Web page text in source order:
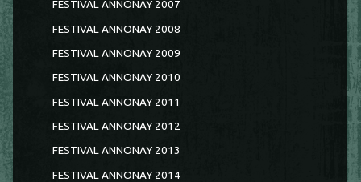
FESTIVAL ANNONAY 2007
FESTIVAL ANNONAY 2008
FESTIVAL ANNONAY 2009
FESTIVAL ANNONAY 2010
FESTIVAL ANNONAY 2011
FESTIVAL ANNONAY 2012
FESTIVAL ANNONAY 2013
FESTIVAL ANNONAY 2014